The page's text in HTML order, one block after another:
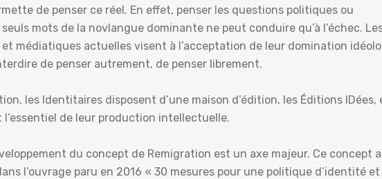
de penser ce réel. En effet, penser les questions politiques ou
mots de la novlangue dominante ne peut conduire qu’à l’échec.
médiatiques actuelles visent à l’acceptation de leur domination
de penser autrement, de penser librement.
les Identitaires disposent d’une maison d’édition, les Éditions IDées,
de leur production intellectuelle.
du concept de Remigration est un axe majeur. Ce concept
l’ouvrage paru en 2016 « 30 mesures pour une politique d’identité et